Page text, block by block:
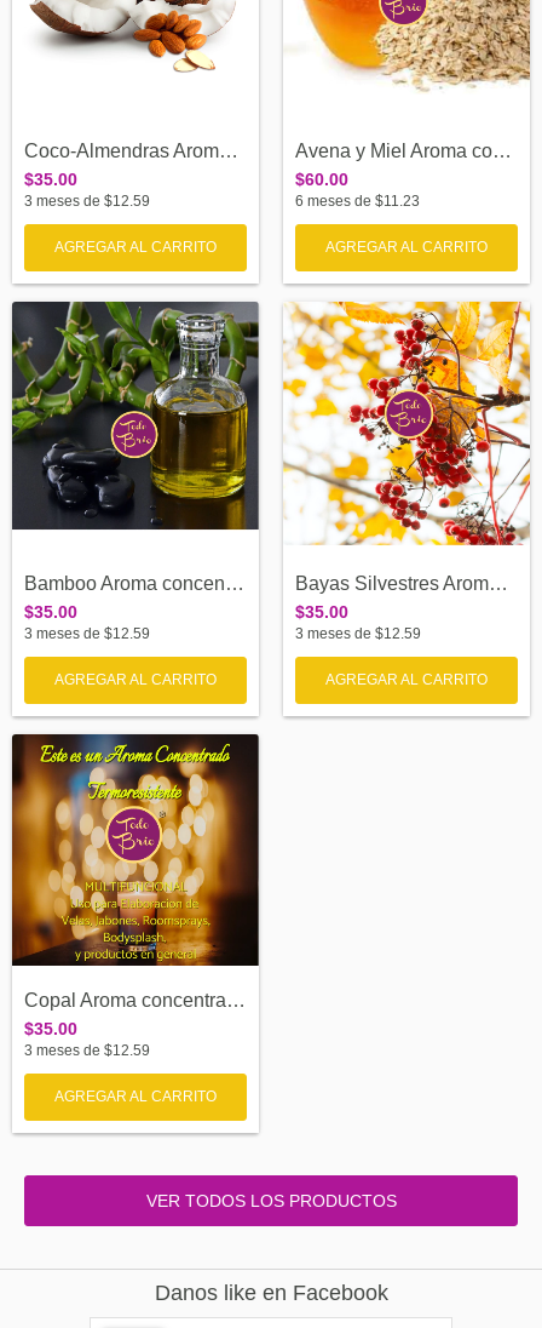
Coco-Almendras Aroma concentrado termore...
$35.00
3 meses de $12.59
AGREGAR AL CARRITO
Avena y Miel Aroma concentrado termoresi...
$60.00
6 meses de $11.23
AGREGAR AL CARRITO
Bamboo Aroma concentrado termoresistente
$35.00
3 meses de $12.59
AGREGAR AL CARRITO
Bayas Silvestres Aroma concentrado termo...
$35.00
3 meses de $12.59
AGREGAR AL CARRITO
Copal Aroma concentrado termoresistente
$35.00
3 meses de $12.59
AGREGAR AL CARRITO
VER TODOS LOS PRODUCTOS
Danos like en Facebook